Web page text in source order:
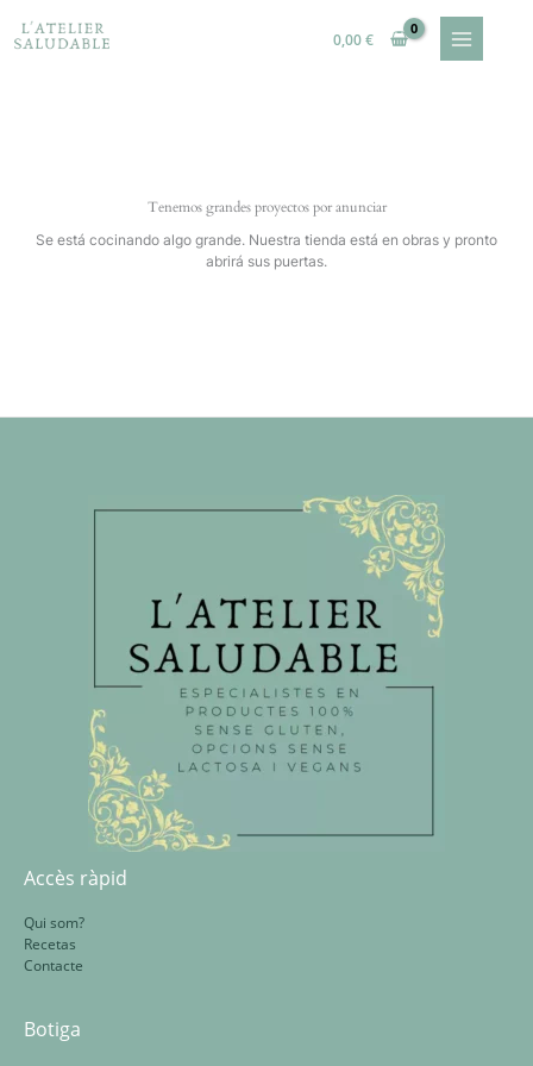
contenido
0,00€
Tenemos grandes proyectos por anunciar
Se está cocinando algo grande. Nuestra tienda está en obras y pronto
abrirá sus puertas.
Accès ràpid
Qui som?
Recetas
Contacte
Botiga